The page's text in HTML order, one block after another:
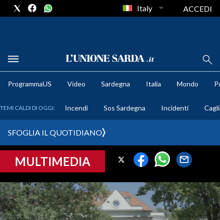
METEO
CRONACA SARDEGNA
PROVINCIA DI CAGLIARI
SULCIS IGLESIENTE
Italy ACCEDI
ProgrammaUS Video Sardegna Italia Mondo
TEMI CALDI DI OGGI: Incendi Sos Sardegna Incidenti
SFOGLIA IL QUOTIDIANO
MULTIMEDIA